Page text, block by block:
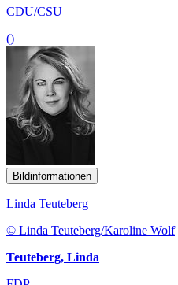
CDU/CSU
()
Bildinformationen
Linda Teuteberg
© Linda Teuteberg/Karoline Wolf
Teuteberg, Linda